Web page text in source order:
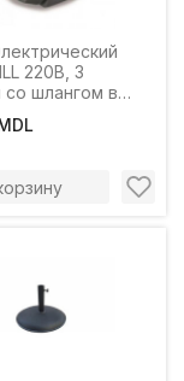
220В, 3
со шлангом в